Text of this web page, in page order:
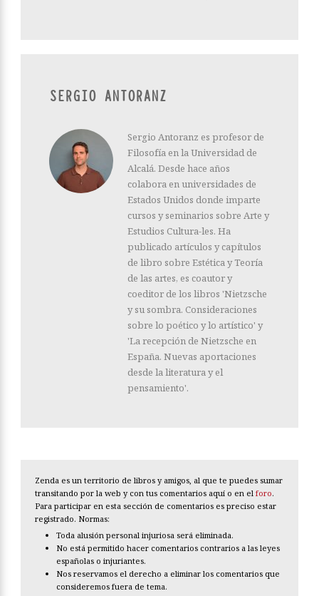
SERGIO ANTORANZ
Sergio Antoranz es profesor de
Filosofía en la Universidad de
Alcalá. Desde hace años
colabora en universidades de
Estados Unidos donde imparte
cursos y seminarios sobre Arte y
Estudios Cultura-les. Ha
publicado artículos y capítulos
de libro sobre Estética y Teoría
de las artes, es coautor y
coeditor de los libros 'Nietzsche
y su sombra. Consideraciones
sobre lo poético y lo artístico' y
'La recepción de Nietzsche en
España. Nuevas aportaciones
desde la literatura y el
pensamiento'.
Zenda es un territorio de libros y amigos, al que te puedes sumar
transitando por la web y con tus comentarios aquí o en el foro.
Para participar en esta sección de comentarios es preciso estar
registrado. Normas:
Toda alusión personal injuriosa será eliminada.
No está permitido hacer comentarios contrarios a las leyes
españolas o injuriantes.
Nos reservamos el derecho a eliminar los comentarios que
consideremos fuera de tema.